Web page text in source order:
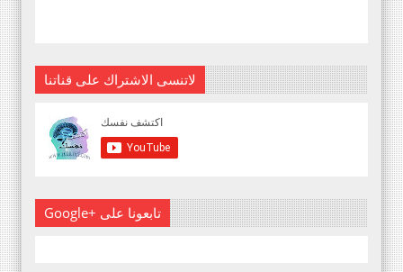
لاتنسى الاشتراك على قناتنا
Google+ تابعونا على